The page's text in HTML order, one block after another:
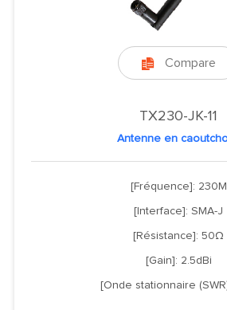
 Compare
TX230-JK-11
Antenne en
[Fréquence]: 230M
[Interface]: SMA-J
[Résistance]: 50Ω
[Gain]: 2.5dBi
[Onde stationnaire